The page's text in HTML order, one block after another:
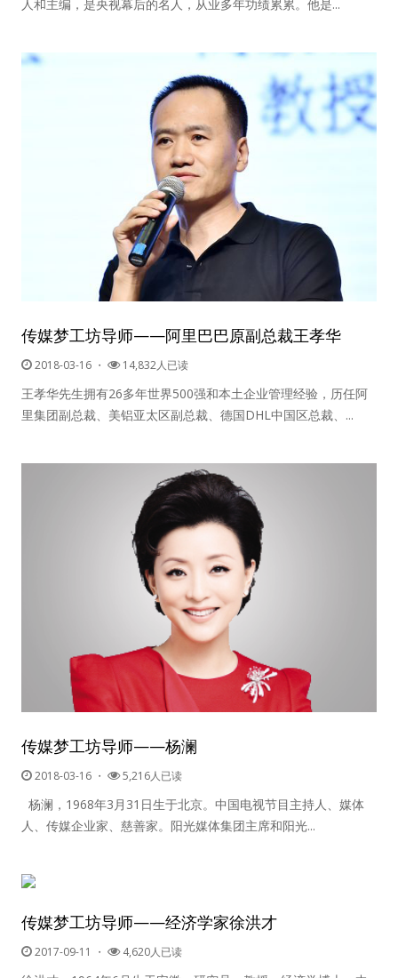
人和主编，是央视幕后的名人，从业多年功绩累累。他是...
传媒梦工坊导师——阿里巴巴原副总裁王孝华
2018-03-16 ・ 14,832人已读
王孝华先生拥有26多年世界500强和本土企业管理经验，历任阿
里集团副总裁、美铝亚太区副总裁、德国DHL中国区总裁、...
传媒梦工坊导师——杨澜
2018-03-16 ・ 5,216人已读
杨澜，1968年3月31日生于北京。中国电视节目主持人、媒体
人、传媒企业家、慈善家。阳光媒体集团主席和阳光...
传媒梦工坊导师——经济学家徐洪才
2017-09-11 ・ 4,620人已读